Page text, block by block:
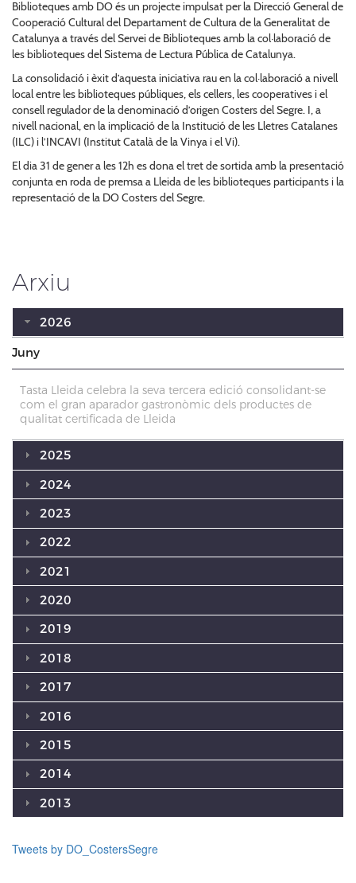
Biblioteques amb DO és un projecte impulsat per la Direcció General de
Cooperació Cultural del Departament de Cultura de la Generalitat de
Catalunya a través del Servei de Biblioteques amb la col·laboració de
les biblioteques del Sistema de Lectura Pública de Catalunya.
La consolidació i èxit d’aquesta iniciativa rau en la col·laboració a nivell
local entre les biblioteques públiques, els cellers, les cooperatives i el
consell regulador de la denominació d’origen Costers del Segre. I, a
nivell nacional, en la implicació de la Institució de les Lletres Catalanes
(ILC) i l’INCAVI (Institut Català de la Vinya i el Vi).
El dia 31 de gener a les 12h es dona el tret de sortida amb la presentació
conjunta en roda de premsa a Lleida de les biblioteques participants i la
representació de la DO Costers del Segre.
Arxiu
2026
Juny
Tasta Lleida celebra la seva tercera edició consolidant-se
com el gran aparador gastronòmic dels productes de
qualitat certificada de Lleida
2025
2024
2023
2022
2021
2020
2019
2018
2017
2016
2015
2014
2013
Tweets by DO_CostersSegre